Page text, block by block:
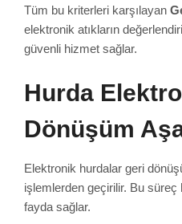
Tüm bu kriterleri karşılayan
elektronik atıkların
güvenli hizmet sağlar.
Hurda
Dönüşüm
Elektronik hurdalar geri
işlemlerden geçirilir. Bu
fayda sağlar.